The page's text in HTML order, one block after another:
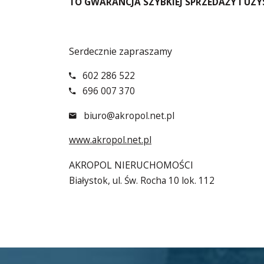
Serdecznie zapraszamy
602 286 522
696 007 370
biuro@akropol.net.pl
www.akropol.net.pl
AKROPOL NIERUCHOMOŚCI
Białystok, ul. Św. Rocha 10 lok. 112